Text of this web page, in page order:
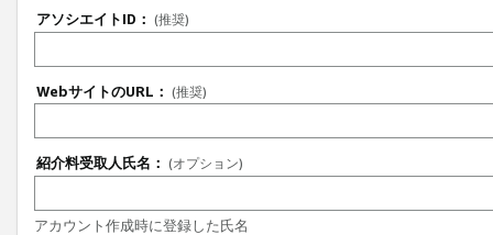
アソシエイトID： (推奨)
WebサイトのURL： (推奨)
紹介料受取人氏名： (オプション)
アカウント作成時に登録した氏名